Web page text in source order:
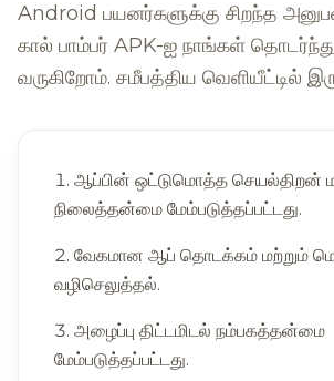
Android பயனர்களுக்கு சிறந்த
கால் பாம்பர் APK-ஐ நாங்கள் தொடர்ந்து
வருகிறோம். சமீபத்திய வெளியீட்டில்
ஆப்பின் ஒட்டுமொத்த செயல்திறன்
நிலைத்தன்மை மேம்படுத்தப்பட்டது.
வேகமான ஆப் தொடக்கம் மற்றும்
வழிசெலுத்தல்.
அழைப்பு திட்டமிடல் நம்பகத்தன்மை
மேம்படுத்தப்பட்டது.